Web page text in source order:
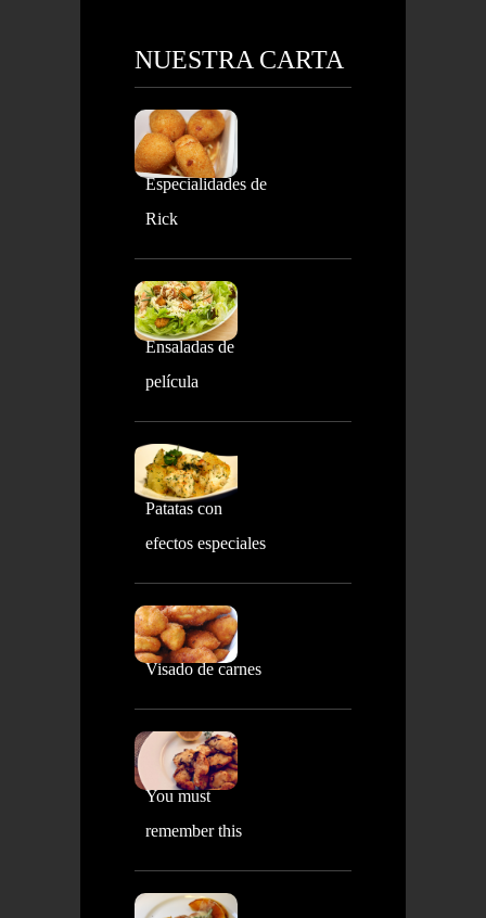
NUESTRA CARTA
Especialidades de
Rick
Ensaladas de
película
Patatas con
efectos especiales
Visado de carnes
You must
remember this